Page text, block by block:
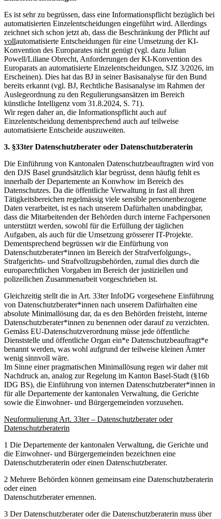
Es ist sehr zu begrüssen, dass eine Informationspflicht bezüglich bei
automatisierten Einzelentscheidungen eingeführt wird. Allerdings
zeichnet sich schon jetzt ab, dass die Beschränkung der Pflicht auf
vollautomatisierte Entscheidungen für eine Umsetzung der KI-
Konvention des Europarates nicht genügt (vgl. dazu Julian
Powell/Liliane Obrecht, Anforderungen der KI-Konvention des
Europarats an automatisierte Einzelentscheidungen, SJZ 3/2026, im
Erscheinen). Dies hat das BJ in seiner Basisanalyse für den Bund
bereits erkannt (vgl. BJ, Rechtliche Basisanalyse im Rahmen der
Auslegeordnung zu den Regulierungsansätzen im Bereich
künstliche Intelligenz vom 31.8.2024, S. 71).
Wir regen daher an, die Informationspflicht auch auf
Einzelentscheidung dementsprechend auch auf teilweise
automatisierte Entscheide auszuweiten.
3. §33ter Datenschutzberater oder Datenschutzberaterin
Die Einführung von Kantonalen Datenschutzbeauftragten wird von
den DJS Basel grundsätzlich klar begrüsst, denn häufig fehlt es
innerhalb der Departemente an Konwhow im Bereich des
Datenschutzes. Da die öffentliche Verwaltung in fast all ihren
Tätigkeitsbereichen regelmässig viele sensible personenbezogene
Daten verarbeitet, ist es nach unserem Dafürhalten unabdingbar,
dass die Mitarbeitenden der Behörden durch interne Fachpersonen
unterstützt werden, sowohl für die Erfüllung der täglichen
Aufgaben, als auch für die Umsetzung grösserer IT-Projekte.
Dementsprechend begrüssen wir die Einfürhung von
Datenschutzberater*innen im Bereich der Strafverfolgungs-,
Strafgerichts- und Strafvollzugsbehörden, zumal dies durch die
europarechtlichen Vorgaben im Bereich der justiziellen und
polizeilichen Zusammenarbeit vorgeschrieben ist.
Gleichzeitig stellt die in Art. 33ter InfoDG vorgesehene Einführung
von Datenschutzberater*innen nach unserem Dafürhalten eine
absolute Minimallösung dar, da es den Behörden freisteht, interne
Datenschutzberater*innen zu benennen oder darauf zu verzichten.
Gemäss EU-Datenschutzverordnung müsse jede öffentliche
Dienststelle und öffentliche Organ ein*e Datenschutzbeauftragt*e
benannt werden, was wohl aufgrund der teilweise kleinen Ämter
wenig sinnvoll wäre.
Im Sinne einer pragmatischen Minimallösung regen wir daher mit
Nachdruck an, analog zur Regelung im Kanton Basel-Stadt (§16b
IDG BS), die Einführung von internen Datenschutzberater*innen in
für alle Departemente der kantonalen Verwaltung, die Gerichte
sowie die Einwohner- und Bürgergemeinden vorzusehen.
Neuformulierung Art. 33ter – Datenschutzberater oder
Datenschutzberaterin
1 Die Departemente der kantonalen Verwaltung, die Gerichte und
die Einwohner- und Bürgergemeinden bezeichnen eine
Datenschutzberaterin oder einen Datenschutzberater.
2 Mehrere Behörden können gemeinsam eine Datenschutzberaterin
oder einen
Datenschutzberater ernennen.
3 Der Datenschutzberater oder die Datenschutzberaterin muss über